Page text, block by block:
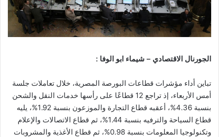
الجورنال الاقتصادي – شيماء ابو الوفا :
تباين أداء مؤشرات قطاعات البورصة المصرية، خلال تعاملات جلسة
أمس الأربعاء، إذ تراجع 12 قطاعًا على رأسها خدمات النقل والشحن
بنسبة 4.36%، أعقبه قطاع التجارة والموزعون بنسبة 1.92%، يليه
قطاع السياحة والترفيه بنسبة 1.44%، ثم قطاع الاتصالات والإعلام
وتكنولوجيا المعلومات بنسبة 0.98%، ثم قطاع الأغذية والمشروبات